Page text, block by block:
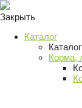
Закрыть
Каталог
Каталог
Корма,